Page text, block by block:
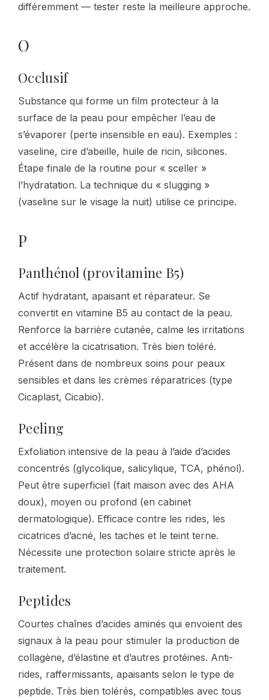
différemment — tester reste la meilleure approche.
O
Occlusif
Substance qui forme un film protecteur à la
surface de la peau pour empêcher l’eau de
s’évaporer (perte insensible en eau). Exemples :
vaseline, cire d’abeille, huile de ricin, silicones.
Étape finale de la routine pour « sceller »
l’hydratation. La technique du « slugging »
(vaseline sur le visage la nuit) utilise ce principe.
P
Panthénol (provitamine B5)
Actif hydratant, apaisant et réparateur. Se
convertit en vitamine B5 au contact de la peau.
Renforce la barrière cutanée, calme les irritations
et accélère la cicatrisation. Très bien toléré.
Présent dans de nombreux soins pour peaux
sensibles et dans les crèmes réparatrices (type
Cicaplast, Cicabio).
Peeling
Exfoliation intensive de la peau à l’aide d’acides
concentrés (glycolique, salicylique, TCA, phénol).
Peut être superficiel (fait maison avec des AHA
doux), moyen ou profond (en cabinet
dermatologique). Efficace contre les rides, les
cicatrices d’acné, les taches et le teint terne.
Nécessite une protection solaire stricte après le
traitement.
Peptides
Courtes chaînes d’acides aminés qui envoient des
signaux à la peau pour stimuler la production de
collagène, d’élastine et d’autres protéines. Anti-
rides, raffermissants, apaisants selon le type de
peptide. Très bien tolérés, compatibles avec tous